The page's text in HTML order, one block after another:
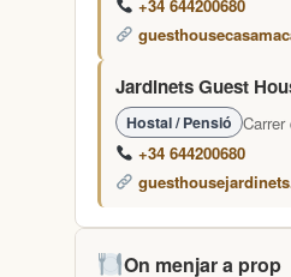
+34 644200680
Jardinets Guest
Hostal / Pensió
+34 644200680
On menjar a prop